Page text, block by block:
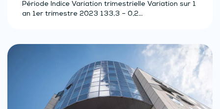
Période Indice Variation trimestrielle Variation sur 1
an 1er trimestre 2023 133,3 – 0,2…